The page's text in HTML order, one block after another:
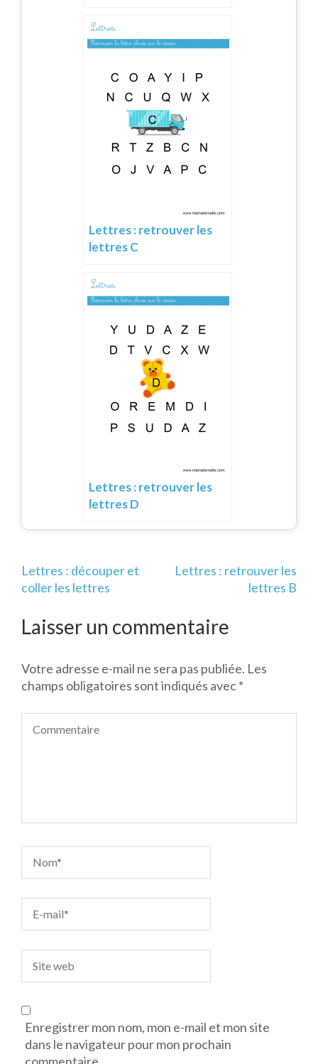
Lettres : retrouver les
lettres C
Lettres : retrouver les
lettres D
Navigation
de
Lettres : découper et
coller les lettres
Lettres : retrouver les
lettres B
Laisser un commentaire
Votre adresse e-mail ne sera pas publiée. Les
champs obligatoires sont indiqués avec*
Enregistrer mon nom, mon e-mail et mon site
dans le navigateur pour mon prochain
commentaire.